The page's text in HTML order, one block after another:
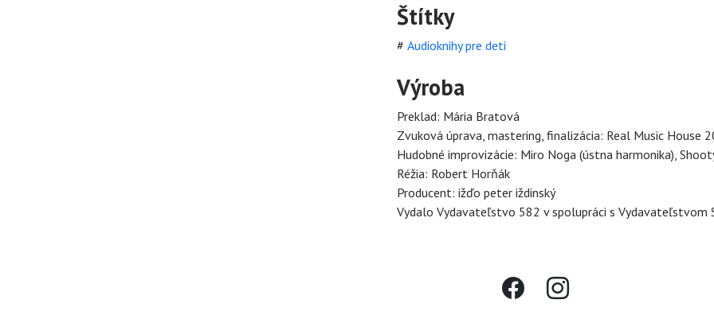
Štítky
# Audioknihy pre deti
Výroba
Preklad: Mária Bratová
Zvuková úprava, mastering, finalizácia: Real Music House
Hudobné improvizácie: Miro Noga (ústna harmonika),
Réžia: Robert Horňák
Producent: ižďo peter iždinský
Vydalo Vydavateľstvo 582 v spolupráci s Vydavateľstvom